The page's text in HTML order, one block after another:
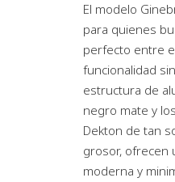
El modelo
para quienes
perfecto entre
funcionalidad
estructura de
negro mate y
Dekton de tan
grosor, ofrecen
moderna y